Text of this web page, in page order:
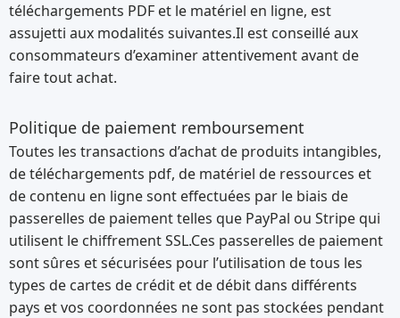
téléchargements PDF et le matériel en ligne, est
assujetti aux modalités suivantes.Il est conseillé aux
consommateurs d’examiner attentivement avant de
faire tout achat.
Politique de paiement remboursement
Toutes les transactions d’achat de produits intangibles,
de téléchargements pdf, de matériel de ressources et
de contenu en ligne sont effectuées par le biais de
passerelles de paiement telles que PayPal ou Stripe qui
utilisent le chiffrement SSL.Ces passerelles de paiement
sont sûres et sécurisées pour l’utilisation de tous les
types de cartes de crédit et de débit dans différents
pays et vos coordonnées ne sont pas stockées pendant